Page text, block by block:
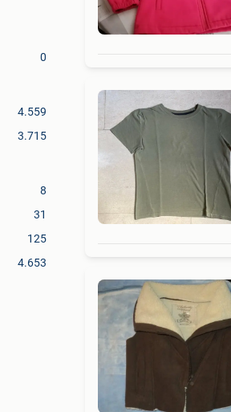
0
4.559
3.715
8
31
125
4.653